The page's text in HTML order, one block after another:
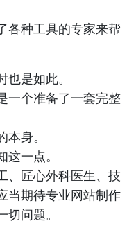
各种工具的专家来帮
是如此。
一个准备了一套完整
身。
一点。
、匠心外科医生、技
当期待专业网站制作
问题。